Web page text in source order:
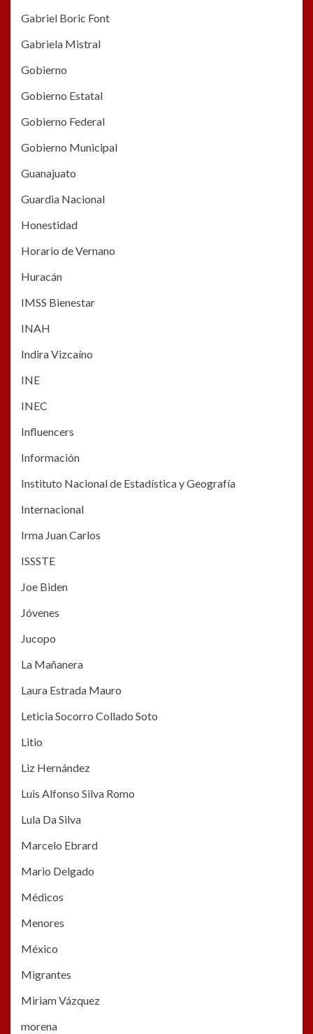
Gabriel Boric Font
Gabriela Mistral
Gobierno
Gobierno Estatal
Gobierno Federal
Gobierno Municipal
Guanajuato
Guardia Nacional
Honestidad
Horario de Vernano
Huracán
IMSS Bienestar
INAH
Indira Vizcaíno
INE
INEC
Influencers
Información
Instituto Nacional de Estadística y Geografía
Internacional
Irma Juan Carlos
ISSSTE
Joe Biden
Jóvenes
Jucopo
La Mañanera
Laura Estrada Mauro
Leticia Socorro Collado Soto
Litio
Liz Hernández
Luis Alfonso Silva Romo
Lula Da Silva
Marcelo Ebrard
Mario Delgado
Médicos
Menores
México
Migrantes
Miriam Vázquez
morena